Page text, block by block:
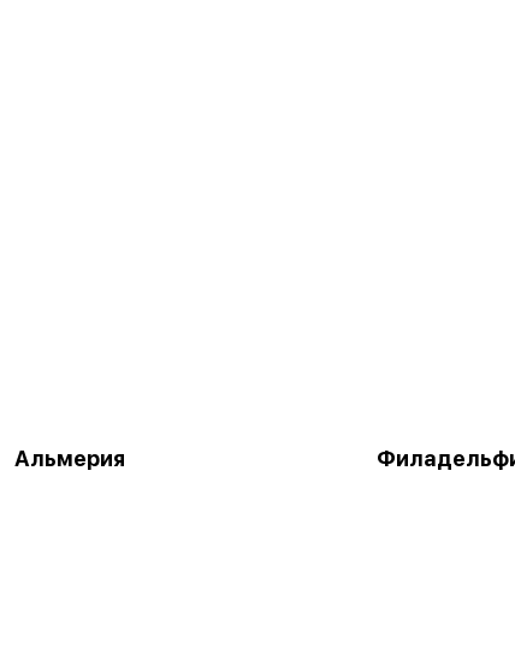
Альмерия